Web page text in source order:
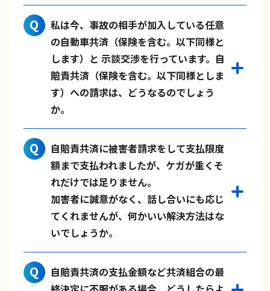
私は今、事故の相手が加入している任意
の自動車共済（保険を含む。以下同様と
します）と 示談交渉を行っています。自
賠責共済（保険を含む。以下同様としま
す）への請求は、どうなるのでしょう
か。
自賠責共済に被害者請求をして支払限度
額まで支払われましたが、ケガが重くそ
れだけでは足りません。
加害者に誠意がなく、話し合いにも応じ
てくれませんが、何かいい解決方法はな
いでしょうか。
自賠責共済の支払金額など共済組合の最